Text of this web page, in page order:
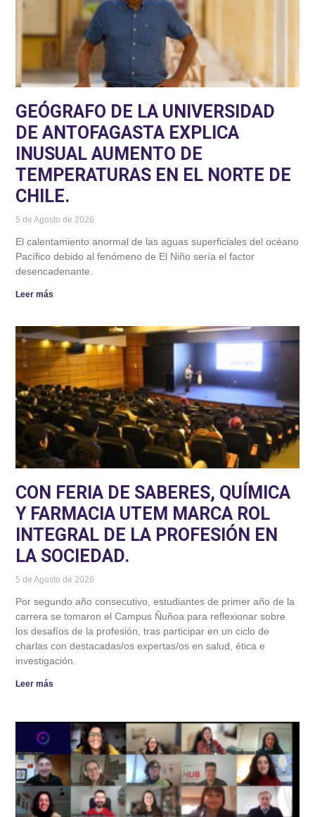
GEÓGRAFO DE LA UNIVERSIDAD
DE ANTOFAGASTA EXPLICA
INUSUAL AUMENTO DE
TEMPERATURAS EN EL NORTE DE
CHILE.
5 de Agosto de 2026
El calentamiento anormal de las aguas superficiales del océano
Pacífico debido al fenómeno de El Niño sería el factor
desencadenante.
Leer más
CON FERIA DE SABERES, QUÍMICA
Y FARMACIA UTEM MARCA ROL
INTEGRAL DE LA PROFESIÓN EN
LA SOCIEDAD.
5 de Agosto de 2026
Por segundo año consecutivo, estudiantes de primer año de la
carrera se tomaron el Campus Ñuñoa para reflexionar sobre
los desafíos de la profesión, tras participar en un ciclo de
charlas con destacadas/os expertas/os en salud, ética e
investigación.
Leer más